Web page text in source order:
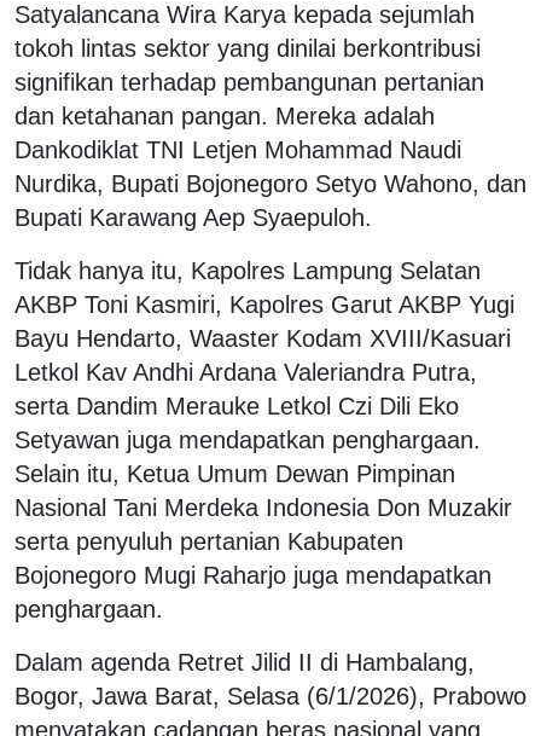
Satyalancana Wira Karya kepada sejumlah
tokoh lintas sektor yang dinilai berkontribusi
signifikan terhadap pembangunan pertanian
dan ketahanan pangan. Mereka adalah
Dankodiklat TNI Letjen Mohammad Naudi
Nurdika, Bupati Bojonegoro Setyo Wahono, dan
Bupati Karawang Aep Syaepuloh.
Tidak hanya itu, Kapolres Lampung Selatan
AKBP Toni Kasmiri, Kapolres Garut AKBP Yugi
Bayu Hendarto, Waaster Kodam XVIII/Kasuari
Letkol Kav Andhi Ardana Valeriandra Putra,
serta Dandim Merauke Letkol Czi Dili Eko
Setyawan juga mendapatkan penghargaan.
Selain itu, Ketua Umum Dewan Pimpinan
Nasional Tani Merdeka Indonesia Don Muzakir
serta penyuluh pertanian Kabupaten
Bojonegoro Mugi Raharjo juga mendapatkan
penghargaan.
Dalam agenda Retret Jilid II di Hambalang,
Bogor, Jawa Barat, Selasa (6/1/2026), Prabowo
menyatakan cadangan beras nasional yang